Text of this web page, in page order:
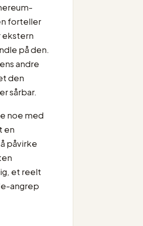
forteller
ekstern
på den.
andre
den
sårbar.
noe med
en
påvirke
et reelt
angrep